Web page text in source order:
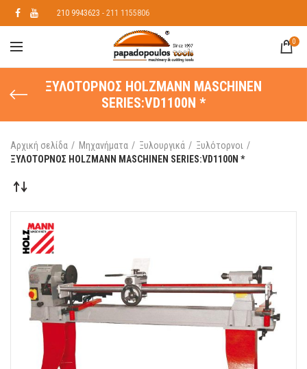
210 9943623 - 211 1155806
0
ΞΥΛΟΤΟΡΝΟΣ HOLZMANN MASCHINEN
SERIES:VD1100N *
Αρχική σελίδα Μηχανήματα Ξυλουργικά
Ξυλότορνοι
ΞΥΛΟΤΟΡΝΟΣ HOLZMANN MASCHINEN SERIES:VD1100N *